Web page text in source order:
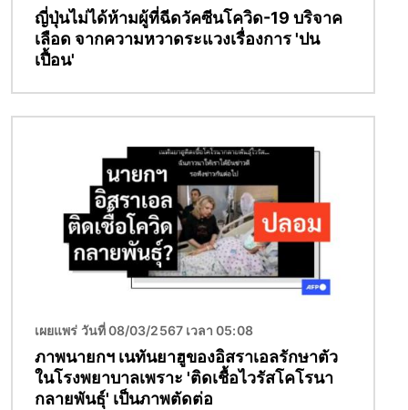
ญี่ปุ่นไม่ได้ห้ามผู้ที่ฉีดวัคซีนโควิด-19 บริจาค
เลือด จากความหวาดระแวงเรื่องการ 'ปน
เปื้อน'
เผยแพร่ วันที่ 08/03/2567 เวลา 05:08
ภาพนายกฯ เนทันยาฮูของอิสราเอลรักษาตัว
ในโรงพยาบาลเพราะ 'ติดเชื้อไวรัสโคโรนา
กลายพันธุ์' เป็นภาพตัดต่อ